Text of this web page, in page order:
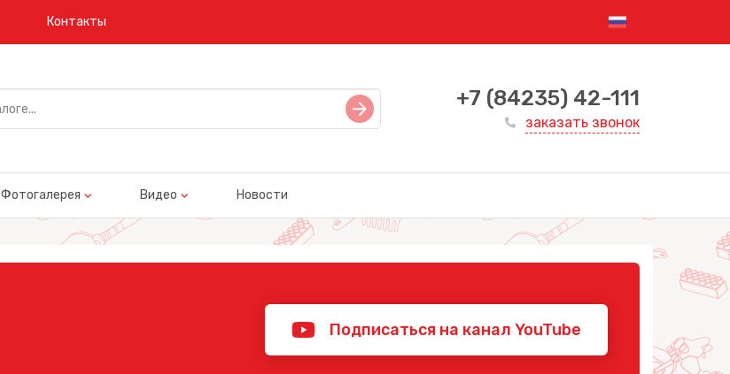
Контакты
+7 (84235) 42-111
заказать звонок
Фотогалерея Видео Новости
Подписаться на канал YouTube